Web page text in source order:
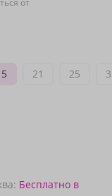
от
21 25
Бесплатно в